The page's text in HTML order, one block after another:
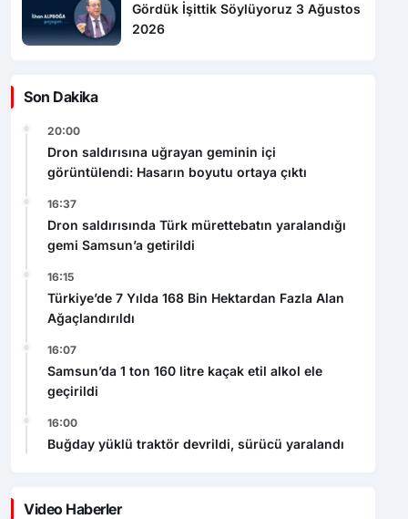
Gördük İşittik Söylüyoruz 3 Ağustos
2026
Son Dakika
20:00
Dron saldırısına uğrayan geminin içi
görüntülendi: Hasarın boyutu ortaya çıktı
16:37
Dron saldırısında Türk mürettebatın yaralandığı
gemi Samsun’a getirildi
16:15
Türkiye’de 7 Yılda 168 Bin Hektardan Fazla Alan
Ağaçlandırıldı
16:07
Samsun’da 1 ton 160 litre kaçak etil alkol ele
geçirildi
16:00
Buğday yüklü traktör devrildi, sürücü yaralandı
Video Haberler